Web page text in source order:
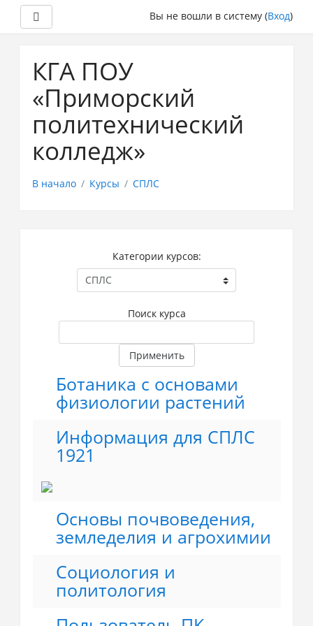
основному
Вы не вошли в систему (Вход)
КГА ПОУ
«Приморский
политехнический
колледж»
В начало Курсы СПЛС
Категории курсов:
Поиск курса
Применить
Ботаника с основами
физиологии растений
Информация для СПЛС
1921
Основы почвоведения,
земледелия и агрохимии
Социология и
политология